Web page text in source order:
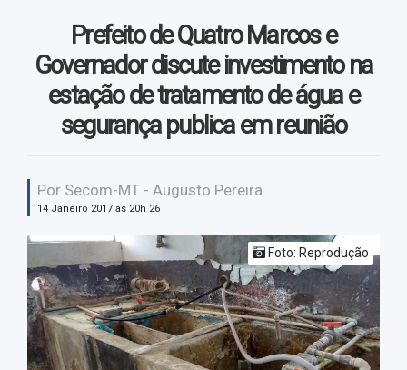
Vídeos
Prefeito de Quatro Marcos e
Governador discute investimento na
estação de tratamento de água e
segurança publica em reunião
Por Secom-MT - Augusto Pereira
14 Janeiro 2017 as 20h 26
Foto: Reprodução